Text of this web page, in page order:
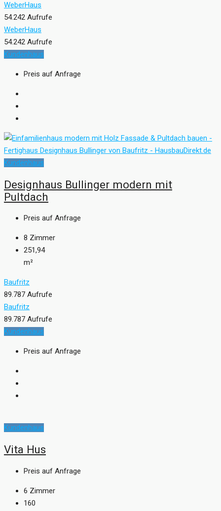
WeberHaus
54.242 Aufrufe
WeberHaus
54.242 Aufrufe
Kundenhaus
Preis auf Anfrage
Kundenhaus
Designhaus Bullinger modern mit
Pultdach
Preis auf Anfrage
8 Zimmer
251,94
m²
Baufritz
89.787 Aufrufe
Baufritz
89.787 Aufrufe
Kundenhaus
Preis auf Anfrage
Kundenhaus
Vita Hus
Preis auf Anfrage
6 Zimmer
160